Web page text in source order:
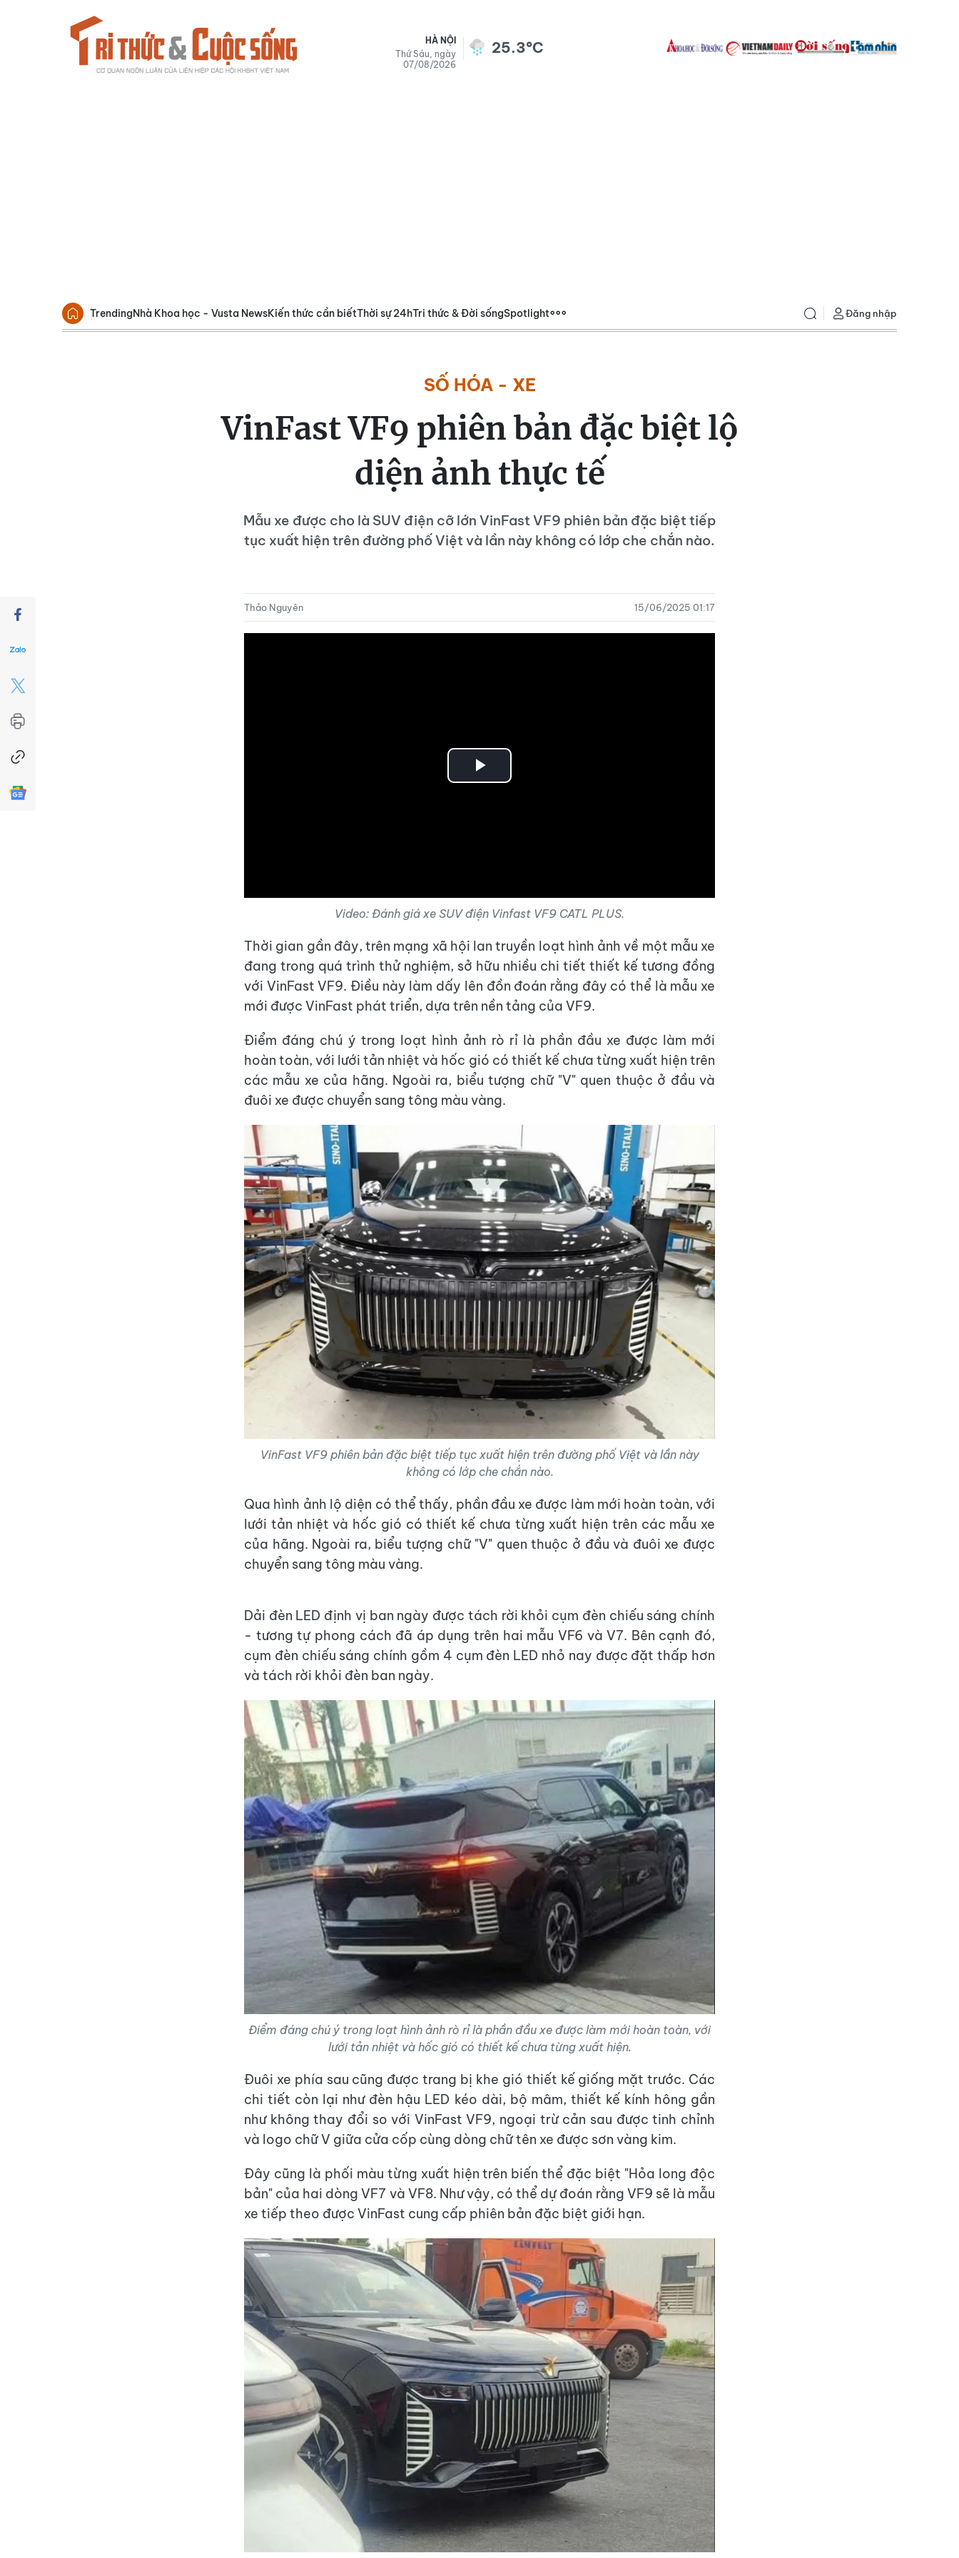
HÀ NỘI
Thứ Sáu, ngày
07/08/2026
25.3°C
TrendingNhà Khoa học - Vusta NewsKiến thức cần biếtThời sự 24hTri thức & Đời sốngSpotlight Đăng nhập
SỐ HÓA - XE
VinFast VF9 phiên bản đặc biệt lộ
diện ảnh thực tế
Mẫu xe được cho là SUV điện cỡ lớn VinFast VF9 phiên bản đặc biệt tiếp
tục xuất hiện trên đường phố Việt và lần này không có lớp che chắn nào.
Thảo Nguyên 15/06/2025 01:17
Play
Video: Đánh giá xe SUV điện Vinfast VF9 CATL PLUS.
Thời gian gần đây, trên mạng xã hội lan truyền loạt hình ảnh về một mẫu xe
đang trong quá trình thử nghiệm, sở hữu nhiều chi tiết thiết kế tương đồng
với VinFast VF9. Điều này làm dấy lên đồn đoán rằng đây có thể là mẫu xe
mới được VinFast phát triển, dựa trên nền tảng của VF9.
Điểm đáng chú ý trong loạt hình ảnh rò rỉ là phần đầu xe được làm mới
hoàn toàn, với lưới tản nhiệt và hốc gió có thiết kế chưa từng xuất hiện trên
các mẫu xe của hãng. Ngoài ra, biểu tượng chữ "V" quen thuộc ở đầu và
đuôi xe được chuyển sang tông màu vàng.
VinFast VF9 phiên bản đặc biệt tiếp tục xuất hiện trên đường phố Việt và lần này
không có lớp che chắn nào.
Qua hình ảnh lộ diện có thể thấy, phần đầu xe được làm mới hoàn toàn, với
lưới tản nhiệt và hốc gió có thiết kế chưa từng xuất hiện trên các mẫu xe
của hãng. Ngoài ra, biểu tượng chữ "V" quen thuộc ở đầu và đuôi xe được
chuyển sang tông màu vàng.
Dải đèn LED định vị ban ngày được tách rời khỏi cụm đèn chiếu sáng chính
- tương tự phong cách đã áp dụng trên hai mẫu VF6 và V7. Bên cạnh đó,
cụm đèn chiếu sáng chính gồm 4 cụm đèn LED nhỏ nay được đặt thấp hơn
và tách rời khỏi đèn ban ngày.
Điểm đáng chú ý trong loạt hình ảnh rò rỉ là phần đầu xe được làm mới hoàn toàn, với
lưới tản nhiệt và hốc gió có thiết kế chưa từng xuất hiện.
Đuôi xe phía sau cũng được trang bị khe gió thiết kế giống mặt trước. Các
chi tiết còn lại như đèn hậu LED kéo dài, bộ mâm, thiết kế kính hông gần
như không thay đổi so với VinFast VF9, ngoại trừ cản sau được tinh chỉnh
và logo chữ V giữa cửa cốp cùng dòng chữ tên xe được sơn vàng kim.
Đây cũng là phối màu từng xuất hiện trên biến thể đặc biệt "Hỏa long độc
bản" của hai dòng VF7 và VF8. Như vậy, có thể dự đoán rằng VF9 sẽ là mẫu
xe tiếp theo được VinFast cung cấp phiên bản đặc biệt giới hạn.